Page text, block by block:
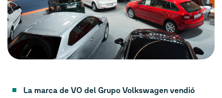
La marca de VO del Grupo Volkswagen vendió